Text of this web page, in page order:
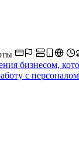
бизнесом,
с персоналом